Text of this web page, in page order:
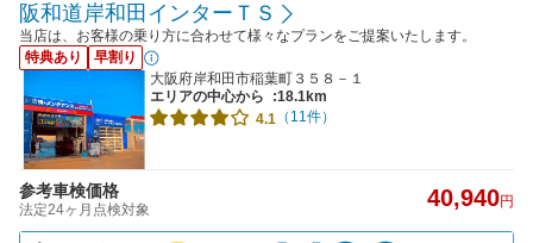
阪和道岸和田インターＴＳ
当店は、お客様の乗り方に合わせて様々なプランをご提案いたします。
特典あり
早割り
大阪府岸和田市稲葉町３５８－１
エリアの中心から
:18.1km
4.1 （11件）
参考車検価格
法定24ヶ月点検対象 40,940円